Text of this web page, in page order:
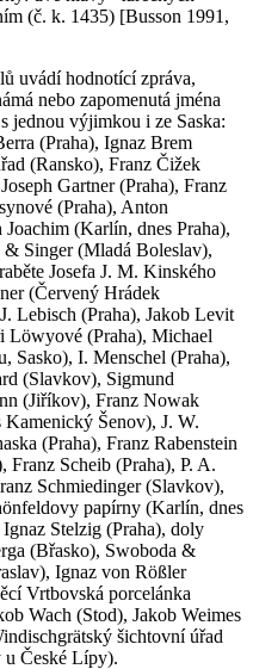
(č. k. 1435) [Busson 1991,
uvádí hodnotící zpráva,
nebo zapomenutá jména
jednou výjimkou i ze Saska:
(Praha), Ignaz Brem
(Ransko), Franz Čižek
Gartner (Praha), Franz
(Praha), Anton
(Karlín, dnes Praha),
Singer (Mladá Boleslav),
Josefa J. M. Kinského
(Červený Hrádek
Lebisch (Praha), Jakob Levit
Löwyové (Praha), Michael
Sasko), I. Menschel (Praha),
(Slavkov), Sigmund
(Jiříkov), Franz Nowak
Kamenický Šenov), J. W.
(Praha), Franz Rabenstein
Scheib (Praha), P. A.
Schmiedinger (Slavkov),
papírny (Karlín, dnes
Stelzig (Praha), doly
(Břasko), Swoboda &
Ignaz von Rößler
Vrtbovská porcelánka
Wach (Stod), Jakob Weimes
šichtovní úřad
u České Lípy).